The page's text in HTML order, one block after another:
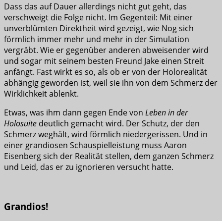
Dass das auf Dauer allerdings nicht gut geht, das
verschweigt die Folge nicht. Im Gegenteil: Mit einer
unverblümten Direktheit wird gezeigt, wie Nog sich
förmlich immer mehr und mehr in der Simulation
vergräbt. Wie er gegenüber anderen abweisender wird
und sogar mit seinem besten Freund Jake einen Streit
anfängt. Fast wirkt es so, als ob er von der Holorealität
abhängig geworden ist, weil sie ihn von dem Schmerz der
Wirklichkeit ablenkt.
Etwas, was ihm dann gegen Ende von Leben in der
Holosuite deutlich gemacht wird. Der Schutz, der den
Schmerz weghält, wird förmlich niedergerissen. Und in
einer grandiosen Schauspielleistung muss Aaron
Eisenberg sich der Realität stellen, dem ganzen Schmerz
und Leid, das er zu ignorieren versucht hatte.
Grandios!